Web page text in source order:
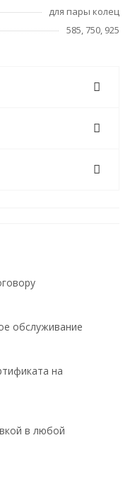
для пары колец
585, 750, 925
обслуживание
на
в любой